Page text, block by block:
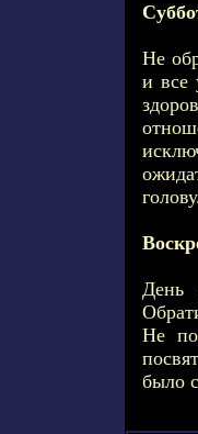
Не
и все
День
Не
было